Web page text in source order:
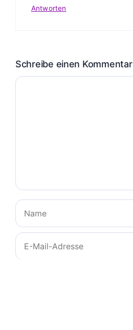
Antworten
Schreibe einen Kommentar
Kommentar
Name
E-
Mail-